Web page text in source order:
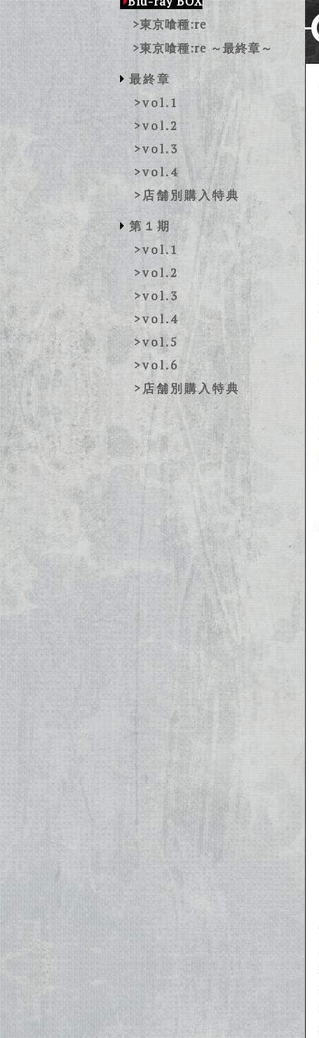
>東京喰種:re
>東京喰種:re ～最終章～
最終章
>vol.1
>vol.2
>vol.3
>vol.4
>店舗別購入特典
第１期
>vol.1
>vol.2
>vol.3
>vol.4
>vol.5
>vol.6
>店舗別購入特典